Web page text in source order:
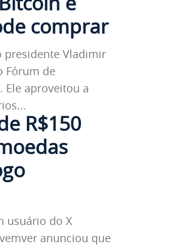
comprar
presidente Vladimir
Fórum de
Ele aproveitou a
R$150
usuário do X
anunciou que